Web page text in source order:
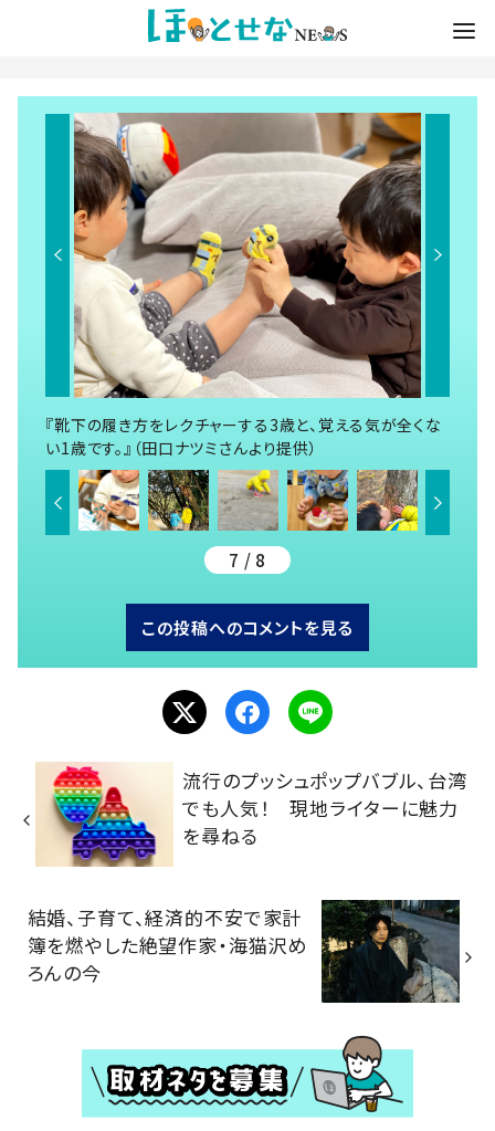
『靴下の履き方をレクチャーする3歳と、覚える気が全くな
い1歳です。』（田口ナツミさんより提供）
7 / 8
この投稿へのコメントを見る
流行のプッシュポップバブル、台湾
でも人気！ 現地ライターに魅力
を尋ねる
結婚、子育て、経済的不安で家計
簿を燃やした絶望作家・海猫沢め
ろんの今